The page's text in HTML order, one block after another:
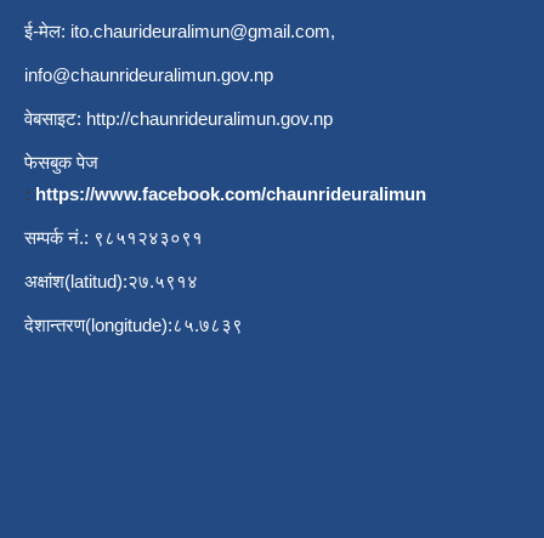
ई-मेल: ito.chaurideuralimun@gmail.com,
info@chaunrideuralimun.gov.np
वेबसाइट: http://chaunrideuralimun.gov.np
फेसबुक पेज
: https://www.facebook.com/chaunrideuralimun
सम्पर्क नं.: ९८५१२४३०९१
अक्षांश(latitud):२७.५९१४
देशान्तरण(longitude):८५.७८३९